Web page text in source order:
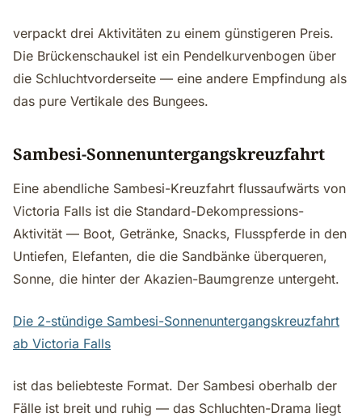
verpackt drei Aktivitäten zu einem günstigeren Preis.
Die Brückenschaukel ist ein Pendelkurvenbogen über
die Schluchtvorderseite — eine andere Empfindung als
das pure Vertikale des Bungees.
Sambesi-Sonnenuntergangskreuzfahrt
Eine abendliche Sambesi-Kreuzfahrt flussaufwärts von
Victoria Falls ist die Standard-Dekompressions-
Aktivität — Boot, Getränke, Snacks, Flusspferde in den
Untiefen, Elefanten, die die Sandbänke überqueren,
Sonne, die hinter der Akazien-Baumgrenze untergeht.
Die 2-stündige Sambesi-Sonnenuntergangskreuzfahrt
ab Victoria Falls
ist das beliebteste Format. Der Sambesi oberhalb der
Fälle ist breit und ruhig — das Schluchten-Drama liegt